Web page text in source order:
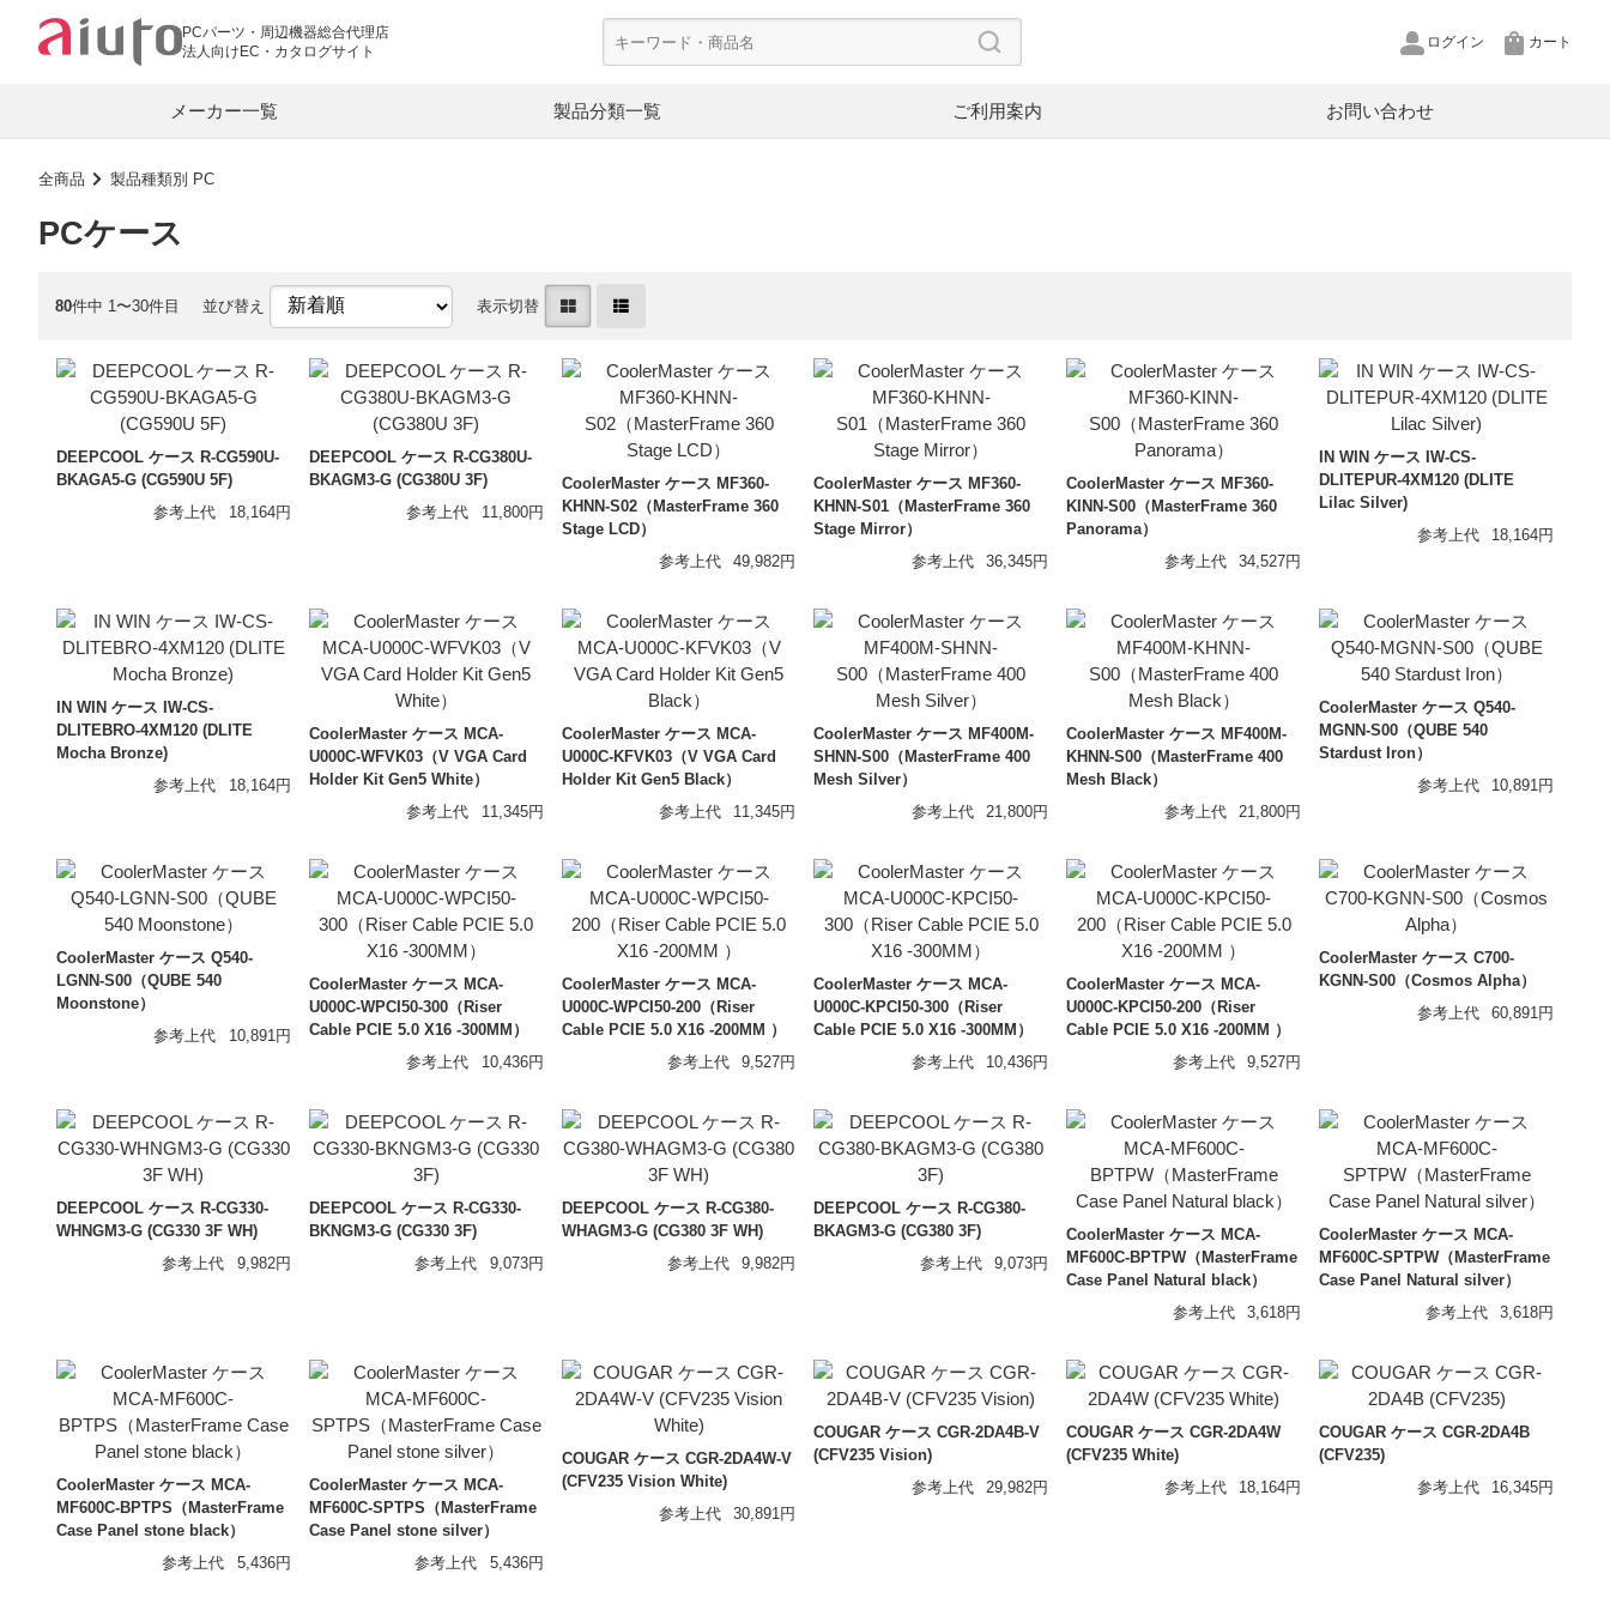
PCパーツ・周辺機器総合代理店
法人向けEC・カタログサイト
ログイン カート
メーカー一覧
PC関連
AMD
BIOSTAR
COUGAR SPARKLE Asustor NZXT
G.Skill Team V-color
Lian Li LR-LINK ブルテクター
Maestraudio EMPIRE Audio VOLK AUDIO Noble Audio
ULTRASONE SENDY AUDIO FIR AUDIO
ゲーム/VR
NOITOM DPVR
製品分類一覧
グラフィックカード
CPUクーラー
キーボード・マウス LANカード NAS ネットワークカメラ
オーディオプレーヤー イヤホン
ワイヤレスイヤホン モバイル DAC イヤーピース イヤープラグ
モーションキャプチャー VR機器
ご利用案内 お問い合わせ
全商品 製品種類別 PC
PCケース
80件中 1〜30件目 並び替え 表示切替
DEEPCOOL ケース R-CG590U-
BKAGA5-G (CG590U 5F)
参考上代
18,164円
DEEPCOOL ケース R-CG380U-
BKAGM3-G (CG380U 3F)
参考上代
11,800円
CoolerMaster ケース MF360-
KHNN-S02（MasterFrame 360
Stage LCD）
参考上代
49,982円
CoolerMaster ケース MF360-
KHNN-S01（MasterFrame 360
Stage Mirror）
参考上代
36,345円
CoolerMaster ケース MF360-
KINN-S00（MasterFrame 360
Panorama）
参考上代
34,527円
IN WIN ケース IW-CS-
DLITEPUR-4XM120 (DLITE
Lilac Silver)
参考上代
18,164円
IN WIN ケース IW-CS-
DLITEBRO-4XM120 (DLITE
Mocha Bronze)
参考上代
18,164円
CoolerMaster ケース MCA-
U000C-WFVK03（V VGA Card
Holder Kit Gen5 White）
参考上代
11,345円
CoolerMaster ケース MCA-
U000C-KFVK03（V VGA Card
Holder Kit Gen5 Black）
参考上代
11,345円
CoolerMaster ケース MF400M-
SHNN-S00（MasterFrame 400
Mesh Silver）
参考上代
21,800円
CoolerMaster ケース MF400M-
KHNN-S00（MasterFrame 400
Mesh Black）
参考上代
21,800円
CoolerMaster ケース Q540-
MGNN-S00（QUBE 540
Stardust Iron）
参考上代
10,891円
CoolerMaster ケース Q540-
LGNN-S00（QUBE 540
Moonstone）
参考上代
10,891円
CoolerMaster ケース MCA-
U000C-WPCI50-300（Riser
Cable PCIE 5.0 X16 -300MM）
参考上代
10,436円
CoolerMaster ケース MCA-
U000C-WPCI50-200（Riser
Cable PCIE 5.0 X16 -200MM ）
参考上代
9,527円
CoolerMaster ケース MCA-
U000C-KPCI50-300（Riser
Cable PCIE 5.0 X16 -300MM）
参考上代
10,436円
CoolerMaster ケース MCA-
U000C-KPCI50-200（Riser
Cable PCIE 5.0 X16 -200MM ）
参考上代
9,527円
CoolerMaster ケース C700-
KGNN-S00（Cosmos Alpha）
参考上代
60,891円
DEEPCOOL ケース R-CG330-
WHNGM3-G (CG330 3F WH)
参考上代
9,982円
DEEPCOOL ケース R-CG330-
BKNGM3-G (CG330 3F)
参考上代
9,073円
DEEPCOOL ケース R-CG380-
WHAGM3-G (CG380 3F WH)
参考上代
9,982円
DEEPCOOL ケース R-CG380-
BKAGM3-G (CG380 3F)
参考上代
9,073円
CoolerMaster ケース MCA-
MF600C-BPTPW（MasterFrame
Case Panel Natural black）
参考上代
3,618円
CoolerMaster ケース MCA-
MF600C-SPTPW（MasterFrame
Case Panel Natural silver）
参考上代
3,618円
CoolerMaster ケース MCA-
MF600C-BPTPS（MasterFrame
Case Panel stone black）
参考上代
5,436円
CoolerMaster ケース MCA-
MF600C-SPTPS（MasterFrame
Case Panel stone silver）
参考上代
5,436円
COUGAR ケース CGR-2DA4W-V
(CFV235 Vision White)
参考上代
30,891円
COUGAR ケース CGR-2DA4B-V
(CFV235 Vision)
参考上代
29,982円
COUGAR ケース CGR-2DA4W
(CFV235 White)
参考上代
18,164円
COUGAR ケース CGR-2DA4B
(CFV235)
参考上代
16,345円